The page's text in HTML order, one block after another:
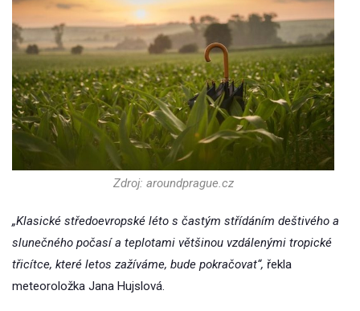
Zdroj: aroundprague.cz
„Klasické středoevropské léto s častým střídáním deštivého a
slunečného počasí a teplotami většinou vzdálenými tropické
třicítce, které letos zažíváme, bude pokračovat“, řekla
meteoroložka Jana Hujslová.